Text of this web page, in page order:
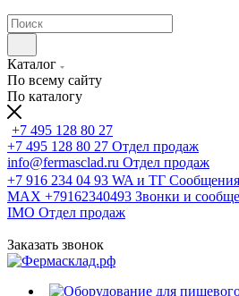
Каталог
По всему сайту
По каталогу
+7 495 128 80 27
+7 495 128 80 27 Отдел продаж
info@fermasclad.ru Отдел продаж
+7 916 234 04 93 WA и ТГ Сообщения
MAX +79162340493 Звонки и
IMO Отдел продаж
Заказать звонок